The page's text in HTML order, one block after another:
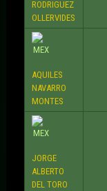
RODRIGUEZ
OLLERVIDES
AQUILES
NAVARRO
MONTES
JORGE
ALBERTO
DEL TORO